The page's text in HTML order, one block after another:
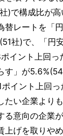
)で構成比が高
替レートを「
社)で、「円
イント上回
す」が
イント上回っ
たい企業より
る意向の企業
上げを取りや